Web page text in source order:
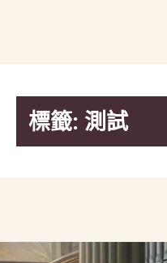
標籤: 測試